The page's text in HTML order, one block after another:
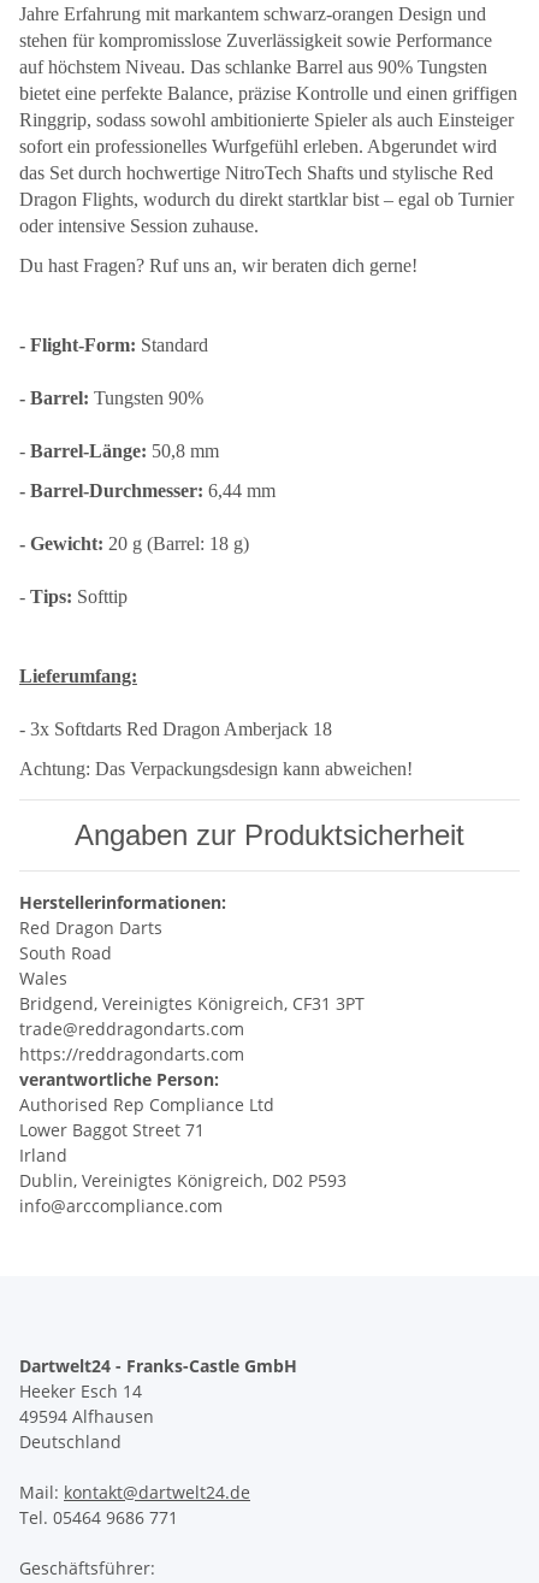
Jahre Erfahrung mit markantem schwarz-orangen Design und
stehen für kompromisslose Zuverlässigkeit sowie Performance
auf höchstem Niveau. Das schlanke Barrel aus 90% Tungsten
bietet eine perfekte Balance, präzise Kontrolle und einen griffigen
Ringgrip, sodass sowohl ambitionierte Spieler als auch Einsteiger
sofort ein professionelles Wurfgefühl erleben. Abgerundet wird
das Set durch hochwertige NitroTech Shafts und stylische Red
Dragon Flights, wodurch du direkt startklar bist – egal ob Turnier
oder intensive Session zuhause.
Du hast Fragen? Ruf uns an, wir beraten dich gerne!
- Flight-Form: Standard
- Barrel: Tungsten 90%
- Barrel-Länge: 50,8 mm
- Barrel-Durchmesser: 6,44 mm
- Gewicht: 20 g (Barrel: 18 g)
- Tips: Softtip
Lieferumfang:
- 3x Softdarts Red Dragon Amberjack 18
Achtung: Das Verpackungsdesign kann abweichen!
Angaben zur Produktsicherheit
Herstellerinformationen:
Red Dragon Darts
South Road
Wales
Bridgend, Vereinigtes Königreich, CF31 3PT
trade@reddragondarts.com
https://reddragondarts.com
verantwortliche Person:
Authorised Rep Compliance Ltd
Lower Baggot Street 71
Irland
Dublin, Vereinigtes Königreich, D02 P593
info@arccompliance.com
Dartwelt24 - Franks-Castle GmbH
Heeker Esch 14
49594 Alfhausen
Deutschland
Mail: kontakt@dartwelt24.de
Tel. 05464 9686 771
Geschäftsführer: